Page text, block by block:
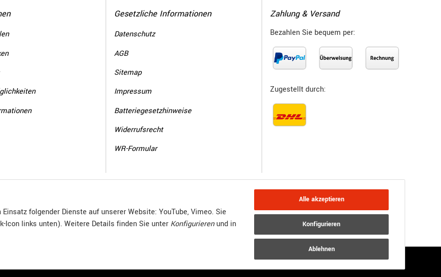
Alle akzeptieren
Konfigurieren
Ablehnen
folgender Dienste auf unserer Website: YouTube, Vimeo. Sie
Icon links unten). Weitere Details finden Sie unter Konfigurierenund in
Gesetzliche Informationen
Datenschutz
AGB
Sitemap
Impressum
Batteriegesetzhinweise
Widerrufsrecht
WR-Formular
Zahlung & Versand
Bezahlen Sie bequem per:
Zugestellt durch:
Powered byJTL-Shop